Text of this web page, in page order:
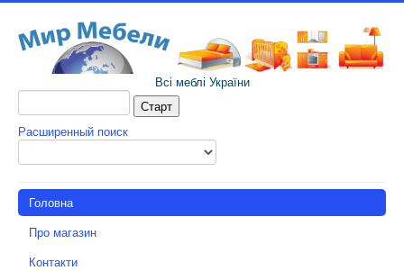
Всі меблі України
Расширенный поиск
Головна
Про магазин
Контакти